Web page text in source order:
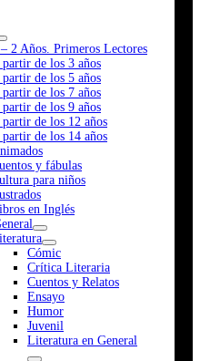
2 Años. Primeros Lectores
partir de los 3 años
partir de los 5 años
partir de los 7 años
partir de los 9 años
partir de los 12 años
partir de los 14 años
y fábulas
para niños
en Inglés
Cómic
Crítica Literaria
Cuentos y Relatos
Ensayo
Humor
Juvenil
Literatura en General